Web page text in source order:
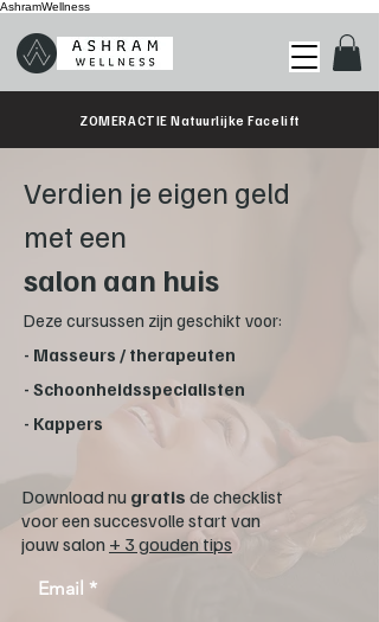
AshramWellness
ZOMERACTIE Natuurlijke Facelift
Verdien je eigen geld
met een
salon aan huis
Deze cursussen zijn geschikt voor:
- Masseurs / therapeuten
- Schoonheidsspecialisten
- Kappers
Download nu gratis de checklist
voor een succesvolle start van
jouw salon + 3 gouden tips
Email